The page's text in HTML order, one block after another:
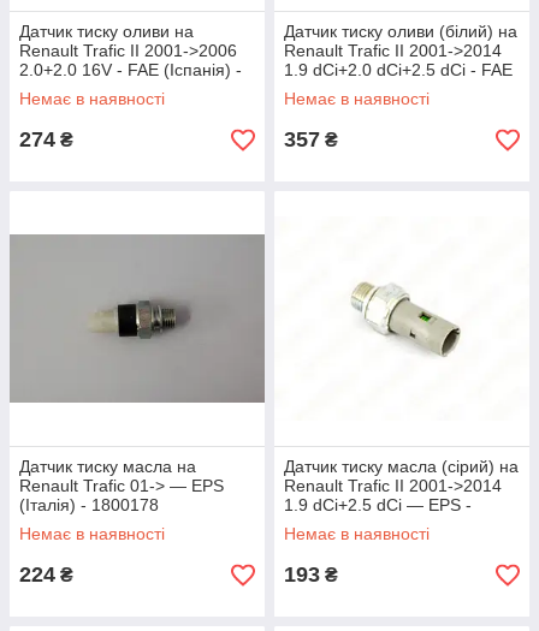
Датчик тиску оливи на
Renault Trafic II 2001->2006
2.0+2.0 16V - FAE (Іспанія) -
FAE12630
Немає в наявності
274 ₴
Датчик тиску оливи (білий) на
Renault Trafic II 2001->2014
1.9 dCi+2.0 dCi+2.5 dCi - FAE
(Іспанія) - FAE12701
Немає в наявності
357 ₴
Датчик тиску масла на
Renault Trafic 01-> — EPS
(Італія) - 1800178
Немає в наявності
224 ₴
Датчик тиску масла (сірий) на
Renault Trafic II 2001->2014
1.9 dCi+2.5 dCi — EPS -
1800151
Немає в наявності
193 ₴